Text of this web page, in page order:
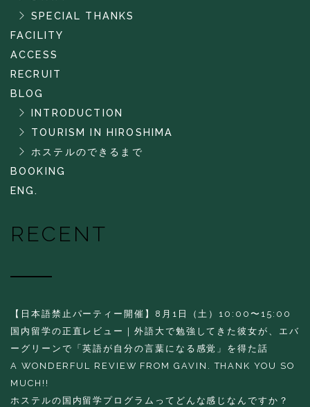
SPECIAL THANKS
FACILITY
ACCESS
RECRUIT
BLOG
INTRODUCTION
TOURISM IN HIROSHIMA
ホステルのできるまで
BOOKING
ENG.
RECENT
【日本語禁止パーティー開催】8月1日（土）10:00〜15:00
国内留学の正直レビュー｜外語大で勉強してきた彼女が、エバ
ーグリーンで「英語が自分の言葉になる感覚」を得た話
A WONDERFUL REVIEW FROM GAVIN. THANK YOU SO
MUCH!!
ホステルの国内留学プログラムってどんな感じなんですか？